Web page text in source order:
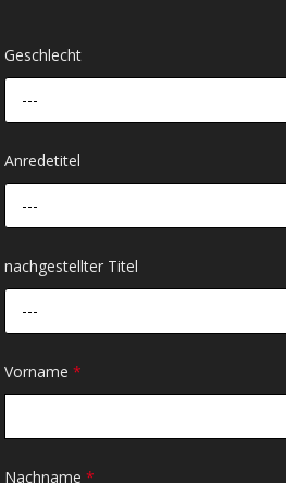
Geschlecht
---
Anredetitel
---
nachgestellter Titel
---
Vorname*
Nachname*